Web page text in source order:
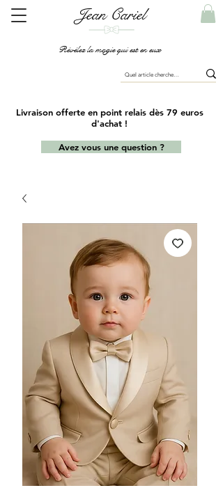
Jean Cariel
Révélez la magie qui est en eux
Livraison offerte en point relais dès 79 euros
d'achat !
Avez vous une question ?